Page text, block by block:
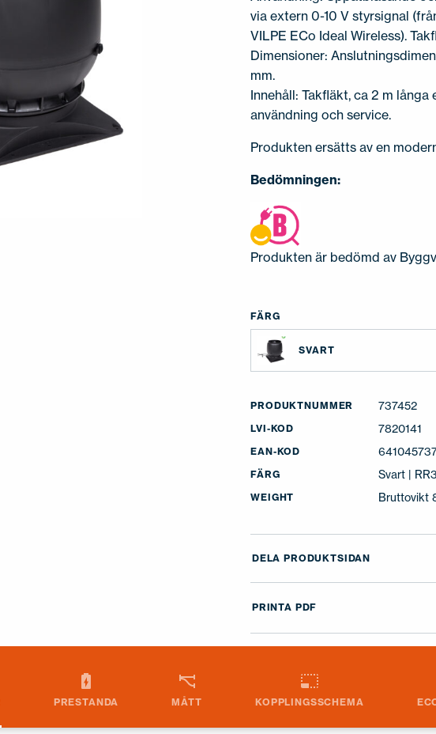
via extern 0-10 V styrsignal
VILPE ECo Ideal Wireless).
Dimensioner:
mm.
Innehåll: Takfläkt, ca 2 m
användning och service.
Produkten ersätts av en
Bedömningen:
Produkten är bedömd av
FÄRG
SVART
PRODUKTNUMMER 737452
LVI-KOD 7820141
EAN-KOD
FÄRG Svart |
WEIGHT Bruttovikt
DELA PRODUKTSIDAN
PRINTA PDF
PRESTANDA MÅTT KOPPLINGSSCHEMA